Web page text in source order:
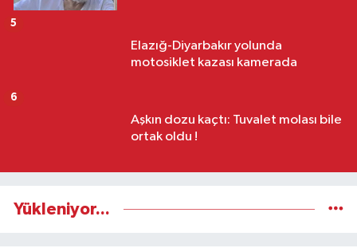
Elazığ-Diyarbakır yolunda
motosiklet kazası kamerada
5
Aşkın dozu kaçtı: Tuvalet molası bile
ortak oldu !
6
Yükleniyor...